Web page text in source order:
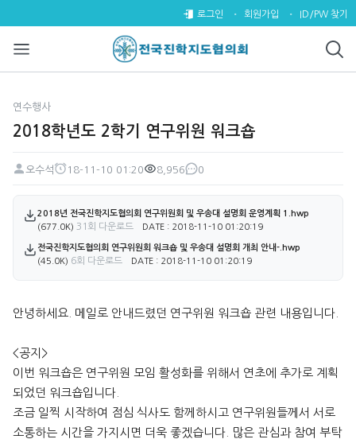
2018학년도 2학기 연구위원 워
로그인 회원가입 ID/PW 찾기
연수행사
2018학년도 2학기 연구위원 워크숍
페이지 정보
오수석
18-11-10 01:20
8,956
댓글
0
첨부파일
2018년 전국진학지도협의회 연구위원회 및 우송대 설명회 운영계획 1.hwp
(677.0K) 31회 다운로드 DATE : 2018-11-10 01:20:19
전국진학지도협의회 연구위원회 워크숍 및 우송대 설명회 개최 안내-.hwp
(45.0K) 6회 다운로드 DATE : 2018-11-10 01:20:19
본문
안녕하세요. 메일로 안내드렸던 연구위원 워크숍 관련 내용입니다.
<공지>
이번 워크숍은 연구위원 모임 활성화를 위해서 연초에 추가로 계획
되었던 워크숍입니다.
조금 일찍 시작하여 점심 식사도 함께하시고 연구위원들께서 서로
소통하는 시간을 가지시면 더욱 좋겠습니다. 많은 관심과 참여 부탁